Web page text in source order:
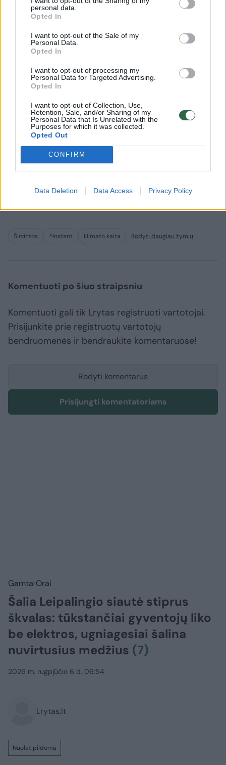
personal data.
Opted In
I want to opt-out of the Sale of my
Personal Data.
Opted In
I want to opt-out of processing my
Personal Data for Targeted Advertising.
Opted In
I want to opt-out of Collection, Use,
Retention, Sale, and/or Sharing of my
Personal Data that Is Unrelated with the
Purposes for which it was collected.
Opted Out
CONFIRM
Data Deletion Data Access Privacy Policy
Miestas neturi kuo pasigirti, jeigu jo viešosios
jų atnaujinimo projektus, prieš tai
neišsiaiškinus, kas tose vietose yra vertinga“,
– pabrėžė mokslininkė.
Ji apgailestavo dėl įstatymų spragų,
atotrūkio tarp ministerijų ir savivaldybių,
sąlygojančių Lietuvos miestų įvaizdžio ir
gamtinės aplinkos skurdinimą, žmonių
Širvintos ^Instant klimato kaita Rodyti daugiau žymių
Komentuoti po šiuo straipsniu
Komentuoti gali tik Lrytas registruoti vartotojai.
Prisijunkite prie registruotų vartotojų
bendruomenės ir bendraukite komentaruose!
Rodyti komentarus
Prisijungti komentatoriams
Gamta Orai
Šalia Leipalingio siautė stiprus
škvalas: tūkstančiai gyventojų liko
be elektros, ugniagesiai šalina
nuvirtusius medžius (7)
2026 m. rugpjūčio 6 d. 06:54
Lrytas.lt
Nuolat pildoma